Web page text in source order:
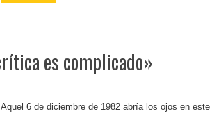
es complicado»
Aquel 6 de diciembre de 1982 abría los ojos en este